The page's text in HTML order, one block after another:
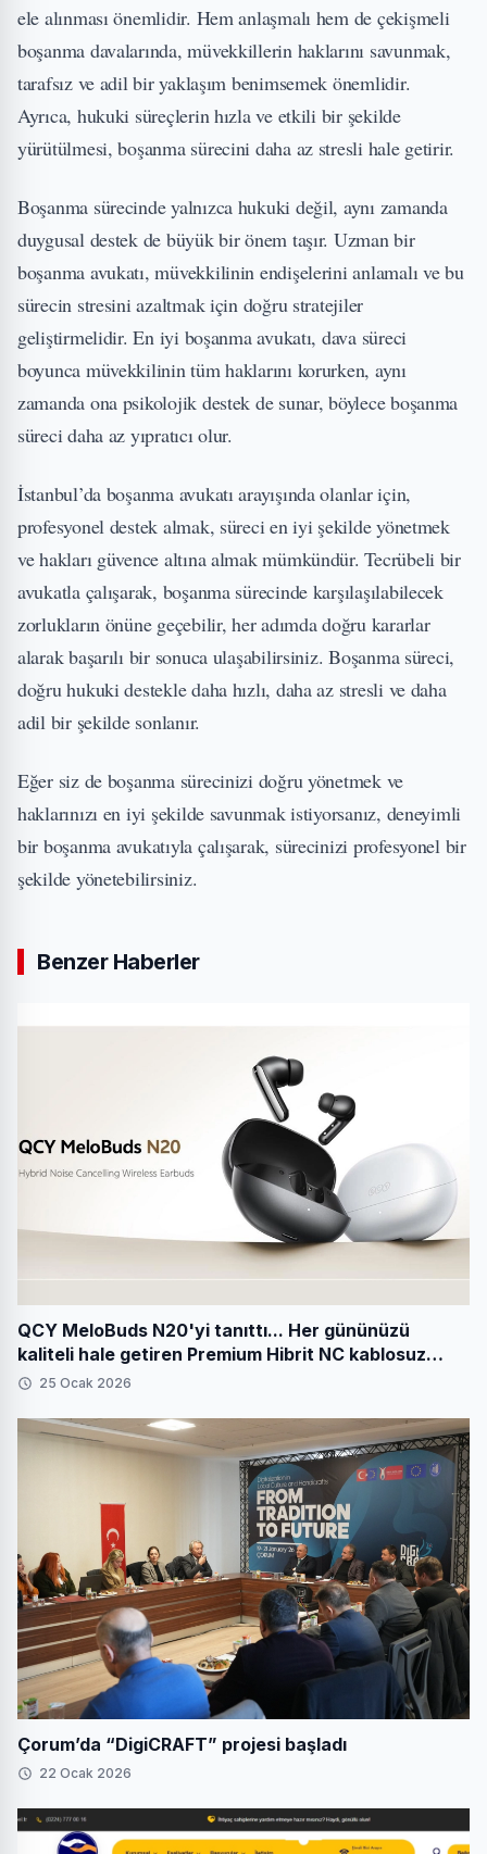
ele alınması önemlidir. Hem anlaşmalı hem de çekişmeli
boşanma davalarında, müvekkillerin haklarını savunmak,
tarafsız ve adil bir yaklaşım benimsemek önemlidir.
Ayrıca, hukuki süreçlerin hızla ve etkili bir şekilde
yürütülmesi, boşanma sürecini daha az stresli hale getirir.
Boşanma sürecinde yalnızca hukuki değil, aynı zamanda
duygusal destek de büyük bir önem taşır. Uzman bir
boşanma avukatı, müvekkilinin endişelerini anlamalı ve bu
sürecin stresini azaltmak için doğru stratejiler
geliştirmelidir. En iyi boşanma avukatı, dava süreci
boyunca müvekkilinin tüm haklarını korurken, aynı
zamanda ona psikolojik destek de sunar, böylece boşanma
süreci daha az yıpratıcı olur.
İstanbul’da boşanma avukatı arayışında olanlar için,
profesyonel destek almak, süreci en iyi şekilde yönetmek
ve hakları güvence altına almak mümkündür. Tecrübeli bir
avukatla çalışarak, boşanma sürecinde karşılaşılabilecek
zorlukların önüne geçebilir, her adımda doğru kararlar
alarak başarılı bir sonuca ulaşabilirsiniz. Boşanma süreci,
doğru hukuki destekle daha hızlı, daha az stresli ve daha
adil bir şekilde sonlanır.
Eğer siz de boşanma sürecinizi doğru yönetmek ve
haklarınızı en iyi şekilde savunmak istiyorsanız, deneyimli
bir boşanma avukatıyla çalışarak, sürecinizi profesyonel bir
şekilde yönetebilirsiniz.
Benzer Haberler
QCY MeloBuds N20'yi tanıttı... Her gününüzü
kaliteli hale getiren Premium Hibrit NC kablosuz
kulaklıklar
25 Ocak 2026
Çorum’da “DigiCRAFT” projesi başladı
22 Ocak 2026